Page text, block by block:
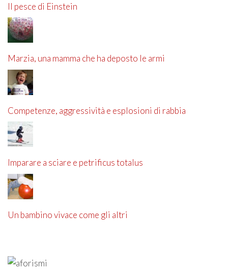
Il pesce di Einstein
Marzia, una mamma che ha deposto le armi
Competenze, aggressività e esplosioni di rabbia
Imparare a sciare e petrificus totalus
Un bambino vivace come gli altri